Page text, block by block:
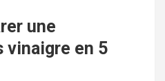
une
vinaigre en 5